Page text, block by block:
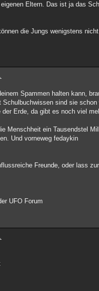
Eltern. Das ist ja das
die Jungs wenigstens
Spammen halten kann,
sind sie schon
Erde, da gibt es noch viel
Menschheit ein Tausendstel
Und vorneweg fedaykin
Freunde, oder lass
UFO Forum